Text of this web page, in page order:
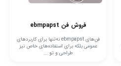
فروش فن ebmpapst
فن‌های ebmpapst نه‌تنها برای کاربردهای
عمومی بلکه برای استفاده‌های خاص نیز
طراحی و تو ...